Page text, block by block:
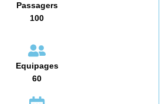
Passagers
100
Equipages
60